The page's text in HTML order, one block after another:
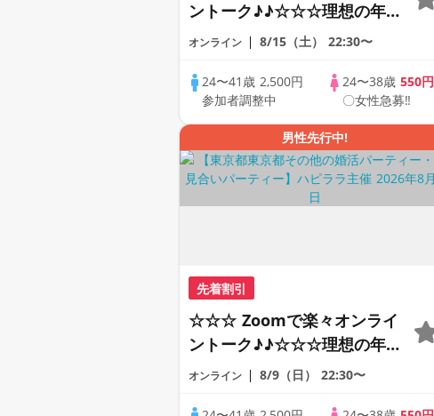
ントーク♪♪☆☆☆理想の年の
差♪♪ そろそろ・・・素敵な
アルなオンライン婚活☆全国
の方が対象☆司会進行あり♪♪
オンライン 8/15（土） 22:30〜
24〜41歳 2,500円
参加者調整中
24〜38歳 550円
〇女性急募‼
男性先行中!
先着割引
☆☆☆ Zoomで楽々オンライ
ントーク♪♪☆☆☆理想の年の
差♪♪ そろそろ・・・素敵な
オンライン 8/9（日） 22:30〜